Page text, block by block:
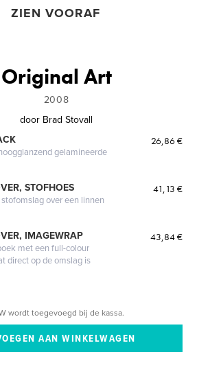
ZIEN VOORAF
Original Art
2008
door Brad Stovall
gelamineerde
26,86 €
STOFHOES
over een linnen
41,13 €
IMAGEWRAP
met een full-colour
direct op de omslag is
43,84 €
wordt toegevoegd bij de kassa.